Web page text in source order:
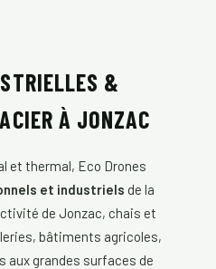
&
À JONZAC
et thermal, Eco Drones
et industriels de la
de Jonzac, chais et
bâtiments agricoles,
grandes surfaces de